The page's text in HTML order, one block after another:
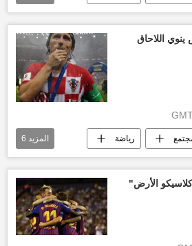
أخبار إسبانيا
اللاحاق
رياضة
الدوري الإسباني
ريال مدريد
المزيد 6
الأرض"